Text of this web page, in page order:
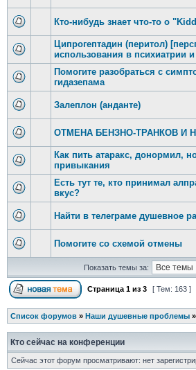
Кто-нибудь знает что-то о
Ципрогептадин (перитол)
использования в психиатрии
Помогите разобраться с
гидазепама
Залеплон (анданте)
ОТМЕНА БЕНЗНО-ТРАНКОВ И
Как пить атаракс, донормил,
привыкания
Есть тут те, кто принимал
вкус?
Найти в телеграме душевное
Помогите со схемой отмены
Показать темы за:
Страница 1из 3 [ Тем: 163 ]
Список форумов» Наши душевные проблемы»
Кто сейчас на конференции
Сейчас этот форум просматривают: нет